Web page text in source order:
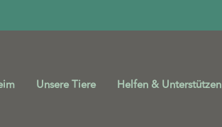
Unsere Tiere Helfen & Unterstützen